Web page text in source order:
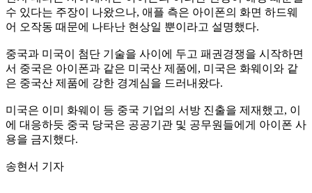
수 있다는 주장이 나왔으나, 애플 측은 아이폰의 화면 하드웨
어 오작동 때문에 나타난 현상일 뿐이라고 설명했다.
중국과 미국이 첨단 기술을 사이에 두고 패권경쟁을 시작하면
서 중국은 아이폰과 같은 미국산 제품에, 미국은 화웨이와 같
은 중국산 제품에 강한 경계심을 드러내왔다.
미국은 이미 화웨이 등 중국 기업의 서방 진출을 제재했고, 이
에 대응하듯 중국 당국은 공공기관 및 공무원들에게 아이폰 사
용을 금지했다.
송현서 기자